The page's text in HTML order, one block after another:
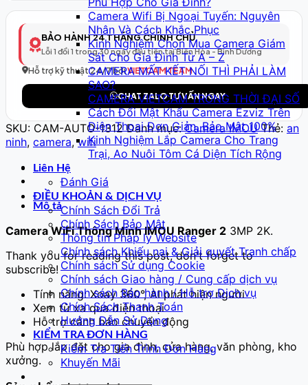
Camera Wifi Bị Ngoại Tuyến: Nguyên
Nhân Và Cách Khắc Phục
Kinh Nghiệm Chọn Mua Camera Giám
Sát Cho Gia Đình Từ A – Z
CAMERA MẤT KẾT NỐI THÌ PHẢI LÀM
SAO?
CAMERA VIETCAM TRONG THỜI ĐẠI SỐ
Cách Đổi Mật Khẩu Camera Ezviz Trên
Điện Thoại Đơn Giản, Bảo Mật 100%
Kinh Nghiệm Lắp Camera Cho Trang
Trại, Ao Nuôi Tôm Cá Diện Tích Rộng
Liên Hệ
Đánh Giá
ĐIỀU KHOẢN & DỊCH VỤ
Chính Sách Đổi Trả
Chính Sách Bảo Mật
Thông tin Pháp lý Website
Chính sách Khiếu nại & Giải quyết Tranh chấp
Chính sách Sử dụng Cookie
Chính sách Giao hàng / Cung cấp dịch vụ
Chính sách Bảo hành / Hỗ trợ Dịch vụ
Chính Sách Thanh Toán
Hướng Dẫn Sử Dụng
KIỂM TRA ĐƠN HÀNG
Kiểm Tra Tiến Trình Đơn Hàng
Khuyến Mãi
Thông
Model
313
–
Full
HD
số
BẢO HÀNH 24 THÁNG CHÍNH CHỦ
Lỗi 1 đổi 1 trong 30 ngày đầu tiên tại Biên Hòa - Bình Dương
Hỗ trợ kỹ thuật 24/7 bởiVIETCAM TEAM
CHAT ZALO TƯ VẤN NGAY
SKU: CAM-AUTO-1312 Danh mục:Camera IMOU Thẻ: an
ninh, camera,wifi
Mô tả
Camera WiFi Thông Minh IMOU Ranger 2 3MP 2K.
Thank you for reading this post, don't forget to
subscribe!
Tính năng: Xoay 360°, AI phát hiện người
Xem từ xa qua điện thoại
Hỗ trợ cảnh báo chuyển động
Phù hợp lắp đặt cho gia đình, cửa hàng, văn phòng, kho
xưởng.